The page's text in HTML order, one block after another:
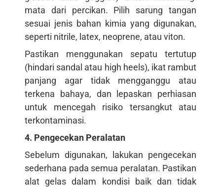
mata dari percikan. Pilih sarung tangan
sesuai jenis bahan kimia yang digunakan,
seperti nitrile, latex, neoprene, atau viton.
Pastikan menggunakan sepatu tertutup
(hindari sandal atau high heels), ikat rambut
panjang agar tidak mengganggu atau
terkena bahaya, dan lepaskan perhiasan
untuk mencegah risiko tersangkut atau
terkontaminasi.
4. Pengecekan Peralatan
Sebelum digunakan, lakukan pengecekan
sederhana pada semua peralatan. Pastikan
alat gelas dalam kondisi baik dan tidak